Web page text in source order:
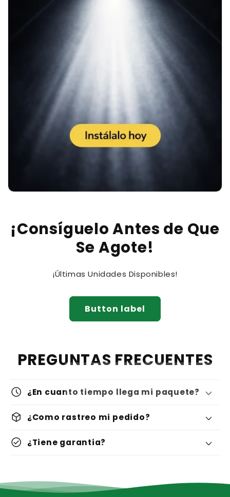
¡Consíguelo Antes de Que
Se Agote!
¡Últimas Unidades Disponibles!
Button label
PREGUNTAS FRECUENTES
schedule ¿En cuanto tiempo llega mi paquete?
deployed_code ¿Como rastreo mi pedido?
check_circle ¿Tiene garantia?